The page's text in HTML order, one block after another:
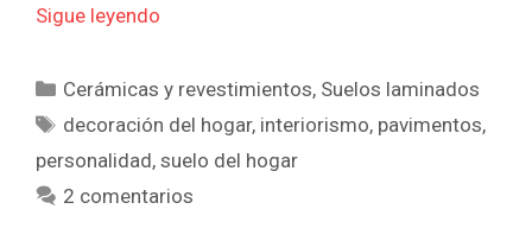
Sigue leyendo
Categorías
Cerámicas y revestimientos, Suelos laminados
Etiquetas
decoración del hogar, interiorismo, pavimentos,
personalidad, suelo del hogar
2 comentarios